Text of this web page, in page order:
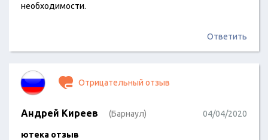
необходимости.
Ответить
Отрицательный отзыв
Андрей Киреев (Барнаул) 04/04/2020
ютека отзыв